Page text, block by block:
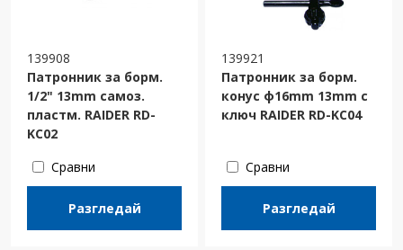
139908
Патронник за борм.
1/2" 13mm самоз.
пластм. RAIDER RD-
KC02
Сравни
Разгледай
139921
Патронник за борм.
конус ф16mm 13mm с
ключ RAIDER RD-KC04
Сравни
Разгледай